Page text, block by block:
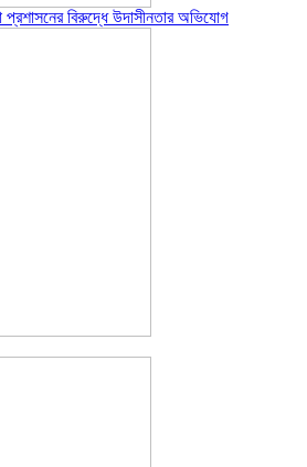
প্রশাসনের বিরুদ্ধে উদাসীনতার অভিযোগ